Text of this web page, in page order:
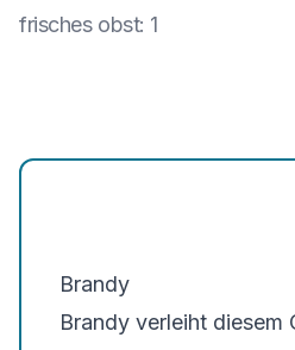
frisches obst: 1
Brandy
Brandy verleiht diesem